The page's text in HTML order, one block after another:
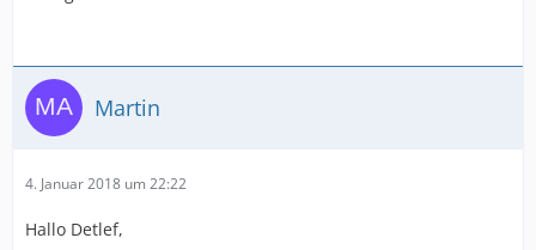
Martin
4. Januar 2018 um 22:22
Hallo Detlef,